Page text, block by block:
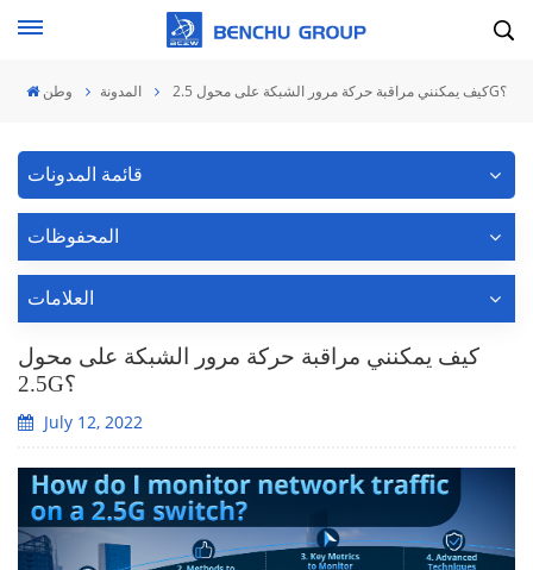
وطن المدونة كيف يمكنني مراقبة حركة مرور الشبكة على محول 2.5G؟
قائمة المدونات
المحفوظات
العلامات
كيف يمكنني مراقبة حركة مرور الشبكة على محول
2.5G؟
July 12, 2022